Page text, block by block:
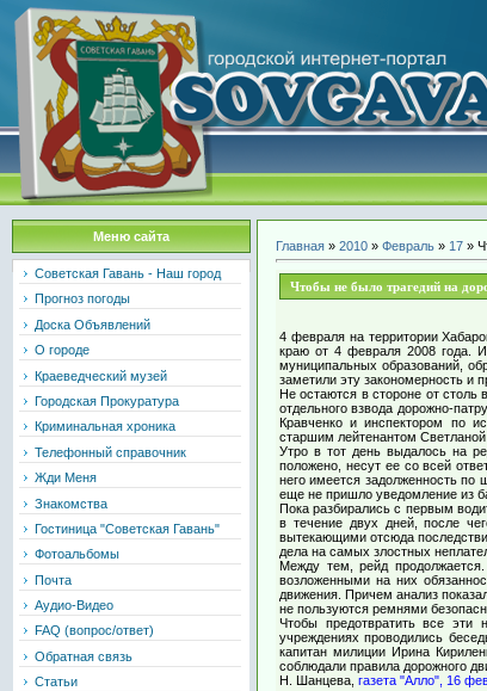
Меню сайта
Советская Гавань - Наш город
Прогноз погоды
Доска Объявлений
О городе
Краеведческий музей
Городская Прокуратура
Криминальная хроника
Телефонный справочник
Жди Меня
Знакомства
Гостиница "Советская Гавань"
Фотоальбомы
Почта
Аудио-Видео
FAQ (вопрос/ответ)
Обратная связь
Статьи
Главная » 2010 » Февраль » 17 »
Чтобы не было трагедий на
4 февраля на территории
краю от 4 февраля 2008 года. И
муниципальных образований,
заметили эту закономерность и
Не остаются в стороне от столь
отдельного взвода дорожно-
Кравченко и инспектором по
старшим лейтенантом
Утро в тот день выдалось на
положено, несут ее со всей
него имеется задолженность
еще не пришло уведомление из
Пока разбирались с первым
в течение двух дней, после
вытекающими отсюда
дела на самых злостных
Между тем, рейд
возложенными на них
движения. Причем анализ
не пользуются ремнями
Чтобы предотвратить все эти
учреждениях проводились
капитан милиции Ирина
соблюдали правила дорожного
Н. Шанцева, газета "Алло", 16